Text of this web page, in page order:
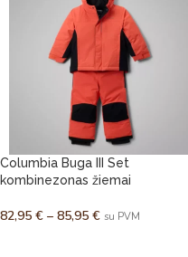
Columbia Buga III Set
kombinezonas žiemai
82,95 € – 85,95 € su PVM